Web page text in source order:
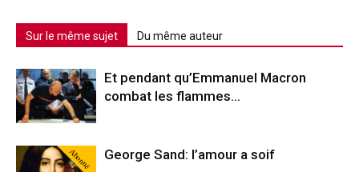
Sur le même sujet Du même auteur
Et pendant qu’Emmanuel Macron
combat les flammes…
Abonné George Sand: l’amour a soif